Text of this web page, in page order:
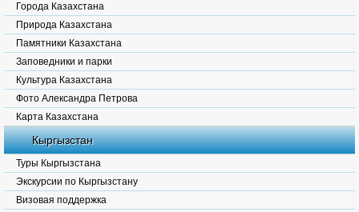
Города Казахстана
Природа Казахстана
Памятники Казахстана
Заповедники и парки
Культура Казахстана
Фото Александра Петрова
Карта Казахстана
Кыргызстан
Туры Кыргызстана
Экскурсии по Кыргызстану
Визовая поддержка